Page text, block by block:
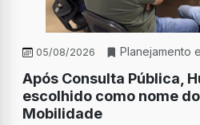
05/08/2026 Planejamento
Após Consulta Pública,
escolhido como nome
Mobilidade